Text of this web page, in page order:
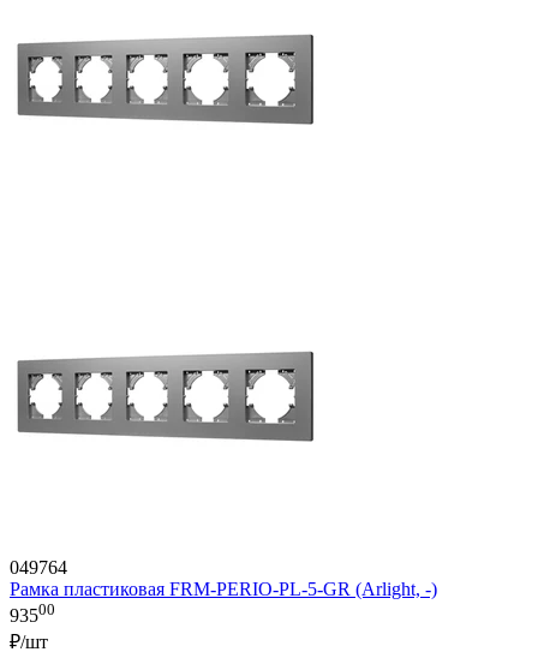
049764
Рамка пластиковая FRM-PERIO-PL-5-GR (Arlight, -)
93500
₽/шт